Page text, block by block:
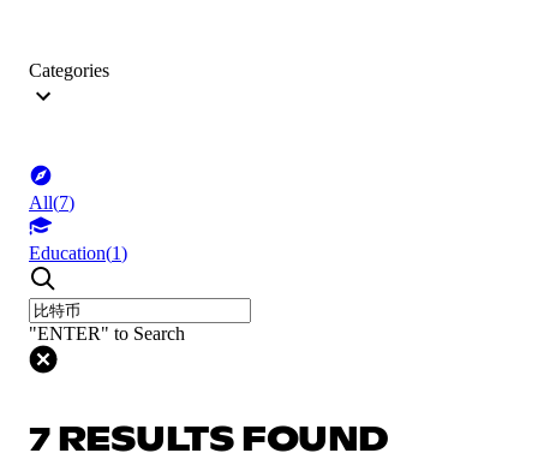
Categories
All(7)
Education(1)
"ENTER" to Search
7 RESULTS FOUND